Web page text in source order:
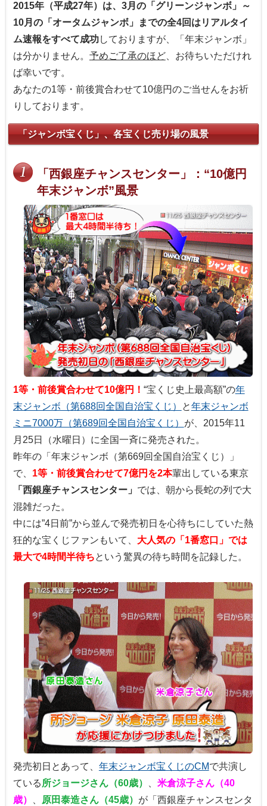
2015年（平成27年）は、3月の「グリーンジャンボ」～
10月の「オータムジャンボ」までの全4回はリアルタイ
ム速報をすべて成功しておりますが、「年末ジャンボ」
は分かりません。 予めご了承のほど、お待ちいただけれ
ば幸いです。
あなたの1等・前後賞合わせて10億円のご当せんをお祈
りしております。
「ジャンボ宝くじ」、各宝くじ売り場の風景
「西銀座チャンスセンター」：“10億円
年末ジャンボ”風景
1等・前後賞合わせて10億円！ “宝くじ史上最高額”の年
末ジャンボ（第688回全国自治宝くじ）
と年末ジャンボ
ミニ7000万（第689回全国自治宝くじ） が、2015年11
月25日（水曜日）に全国一斉に発売された。
昨年の「年末ジャンボ（第669回全国自治宝くじ）」
で、 1等・前後賞合わせて7億円を2本輩出している東京
「西銀座チャンスセンター」 では、朝から長蛇の列で大
混雑だった。
中には”4日前”から並んで発売初日を心待ちにしていた熱
狂的な宝くじファンもいて、 大人気の「1番窓口」では
最大で4時間半待ちという驚異の待ち時間を記録した。
発売初日とあって、 年末ジャンボ宝くじのCMで共演し
ている 所ジョージさん（60歳）
米倉涼子さん（40
歳）
原田泰造さん（45歳） が「西銀座チャンスセンタ